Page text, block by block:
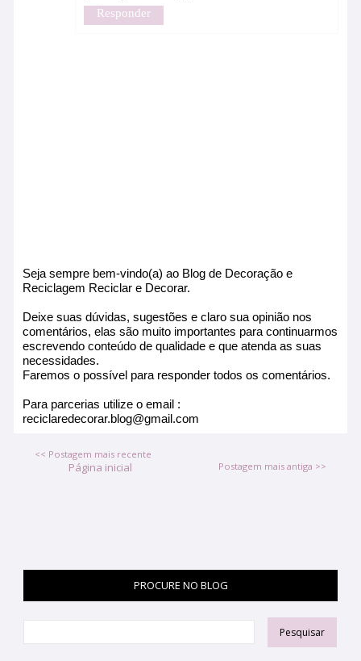
Responder
Seja sempre bem-vindo(a) ao Blog de Decoração e
Reciclagem Reciclar e Decorar.
Deixe suas dúvidas, sugestões e claro sua opinião nos
comentários, elas são muito importantes para continuarmos
escrevendo conteúdo de qualidade e que atenda as suas
necessidades.
Faremos o possível para responder todos os comentários.
Para parcerias utilize o email :
reciclaredecorar.blog@gmail.com
<< Postagem mais recente
Postagem mais antiga >>
Página inicial
PROCURE NO BLOG